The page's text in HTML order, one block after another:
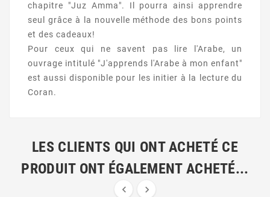
chapitre "Juz Amma". Il pourra ainsi apprendre
seul grâce à la nouvelle méthode des bons points
et des cadeaux!
Pour ceux qui ne savent pas lire l'Arabe, un
ouvrage intitulé "J'apprends l'Arabe à mon enfant"
est aussi disponible pour les initier à la lecture du
Coran.
LES CLIENTS QUI ONT ACHETÉ CE
PRODUIT ONT ÉGALEMENT ACHETÉ...
 